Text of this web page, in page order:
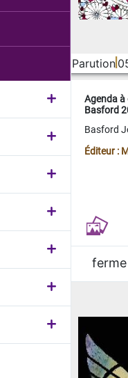
Parution
Agenda
Basford
Basford
Éditeur :
ferme